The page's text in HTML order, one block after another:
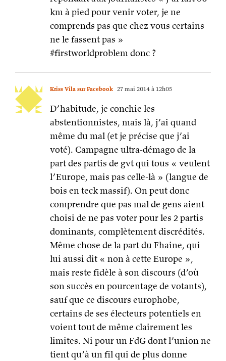
Kriss Vila sur Facebook 27 mai 2014 à 12h05
D’habitude, je conchie les
abstentionnistes, mais là, j’ai quand
même du mal (et je précise que j’ai
l’Europe, mais pas celle-là » (langue de
bois en teck massif). On peut donc
comprendre que pas mal de gens aient
choisi de ne pas voter pour les 2 partis
dominants, complètement discrédités.
Même chose de la part du Fhaine, qui
lui aussi dit « non à cette Europe »,
mais reste fidèle à son discours (d’où
son succès en pourcentage de votants),
sauf que ce discours europhobe,
certains de ses électeurs potentiels en
voient tout de même clairement les
limites. Ni pour un FdG dont l’union ne
tient qu’à un fil qui de plus donne
l’impression d’être purement
« carriériste » et dont le discours n’est
pas uniquement inaudible du fait des
médias (« halte à l’austérité, l’humain
d’abord » ça ne suffit plus quand la
plupart des gens ont admis, à tort ou à